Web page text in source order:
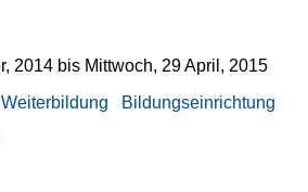
2014 bis Mittwoch, 29 April, 2015
Bildungseinrichtung
Weiterbildung